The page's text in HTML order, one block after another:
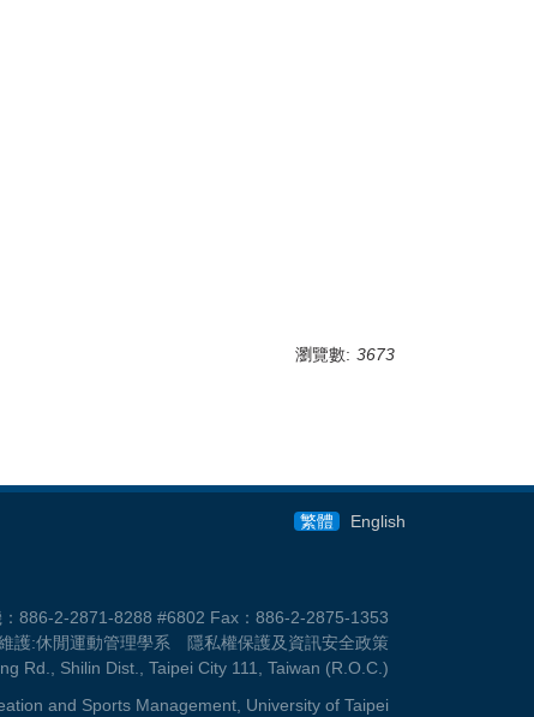
瀏覽數: 3673
繁體 English
886-2-2871-8288 #6802 Fax：886-2-2875-1353
護:休閒運動管理學系 隱私權保護及資訊安全政策
Rd., Shilin Dist., Taipei City 111, Taiwan (R.O.C.)
and Sports Management, University of Taipei